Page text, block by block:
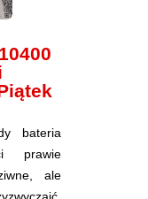
bateria
prawie
ale